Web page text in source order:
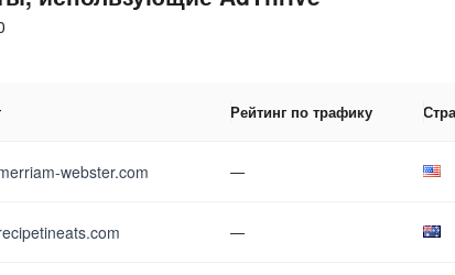
Рейтинг по трафику
webster.com —
—